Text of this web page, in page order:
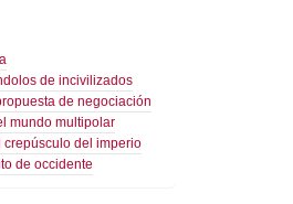
de incivilizados
de negociación
mundo multipolar
crepúsculo del imperio
de occidente